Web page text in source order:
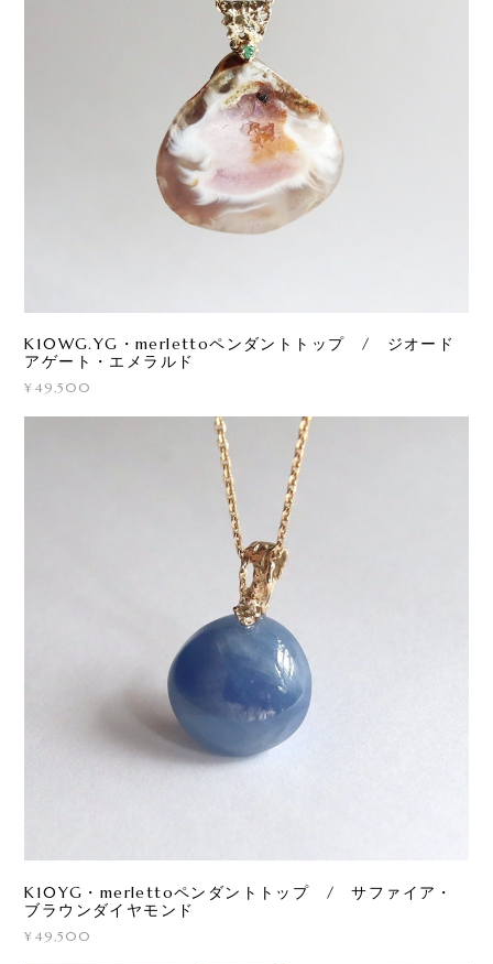
K10WG.YG・merlettoペンダントトップ / ジオード
アゲート・エメラルド
¥49,500
K10YG・merlettoペンダントトップ / サファイア・
ブラウンダイヤモンド
¥49,500